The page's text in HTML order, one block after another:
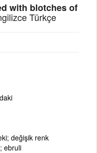
with blotches of
Türkçe
değişik renk
ebruli